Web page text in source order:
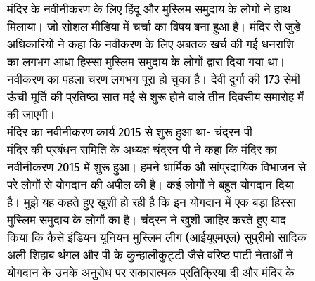
मंदिर के नवीनीकरण के लिए हिंदू और मुस्लिम समुदाय के लोगों ने हाथ
मिलाया। जो सोशल मीडिया में चर्चा का विषय बना हुआ है। मंदिर से जुड़े
अधिकारियों ने कहा कि नवीकरण के लिए अबतक खर्च की गई धनराशि
का लगभग आधा हिस्सा मुस्लिम समुदाय के लोगों द्वारा दिया गया था।
नवीकरण का पहला चरण लगभग पूरा हो चुका है। देवी दुर्गा की 173 सेमी
ऊंची मूर्ति की प्रतिष्ठा सात मई से शुरू होने वाले तीन दिवसीय समारोह में
की जाएगी।
मंदिर का नवीनीकरण कार्य 2015 से शुरू हुआ था- चंद्रन पी
मंदिर की प्रबंधन समिति के अध्यक्ष चंद्रन पी ने कहा कि मंदिर का
नवीनीकरण 2015 में शुरू हुआ। हमने धार्मिक औ सांप्रदायिक विभाजन से
परे लोगों से योगदान की अपील की है। कई लोगों ने बहुत योगदान दिया
है। मुझे यह कहते हुए खुशी हो रही है कि इन योगदान में एक बड़ा हिस्सा
मुस्लिम समुदाय के लोगों का है। चंद्रन ने खुशी जाहिर करते हुए याद
किया कि कैसे इंडियन यूनियन मुस्लिम लीग (आईयूएमएल) सुप्रीमो सादिक
अली शिहाब थंगल और पी के कुन्हालीकुट्टी जैसे वरिष्ठ पार्टी नेताओं ने
योगदान के उनके अनुरोध पर सकारात्मक प्रतिक्रिया दी और मंदिर के